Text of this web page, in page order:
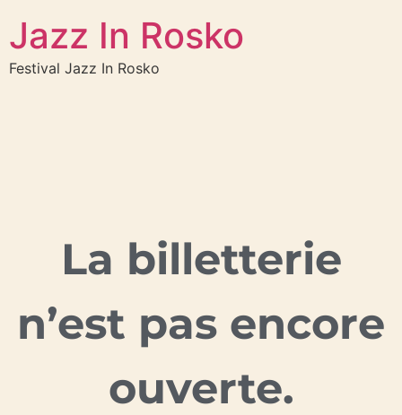
Jazz In Rosko
Festival Jazz In Rosko
La billetterie
n’est pas encore
ouverte.